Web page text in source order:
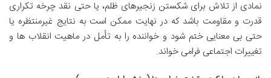
نمادی از تلاش برای شکستن زنجیرهای ظلم، یا حتی نقد چرخه تکراری
قدرت و مقاومت باشد که در نهایت ممکن است به نتایج غیرمنتظره یا
حتی بی معنایی ختم شود و خواننده را به تأمل در ماهیت انقلاب ها و
تغییرات اجتماعی فرامی خواند.